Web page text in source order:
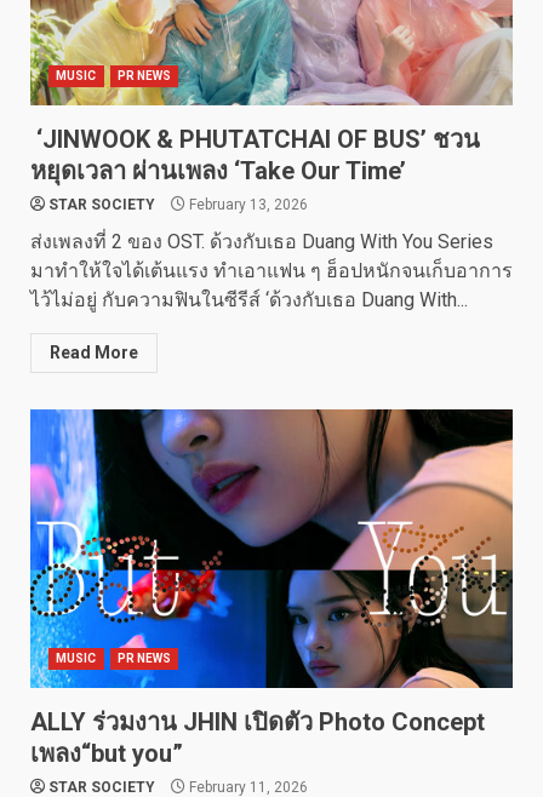
MUSIC PR NEWS
‘JINWOOK & PHUTATCHAI OF BUS’ ชวน
หยุดเวลา ผ่านเพลง ‘Take Our Time’
STAR SOCIETY February 13, 2026
ส่งเพลงที่ 2 ของ OST. ด้วงกับเธอ Duang With You Series
มาทำให้ใจได้เต้นแรง ทำเอาแฟน ๆ ฮ็อปหนักจนเก็บอาการ
ไว้ไม่อยู่ กับความฟินในซีรีส์ ‘ด้วงกับเธอ Duang With...
Read More
MUSIC PR NEWS
ALLY ร่วมงาน JHIN เปิดตัว Photo Concept
เพลง“but you”
STAR SOCIETY February 11, 2026